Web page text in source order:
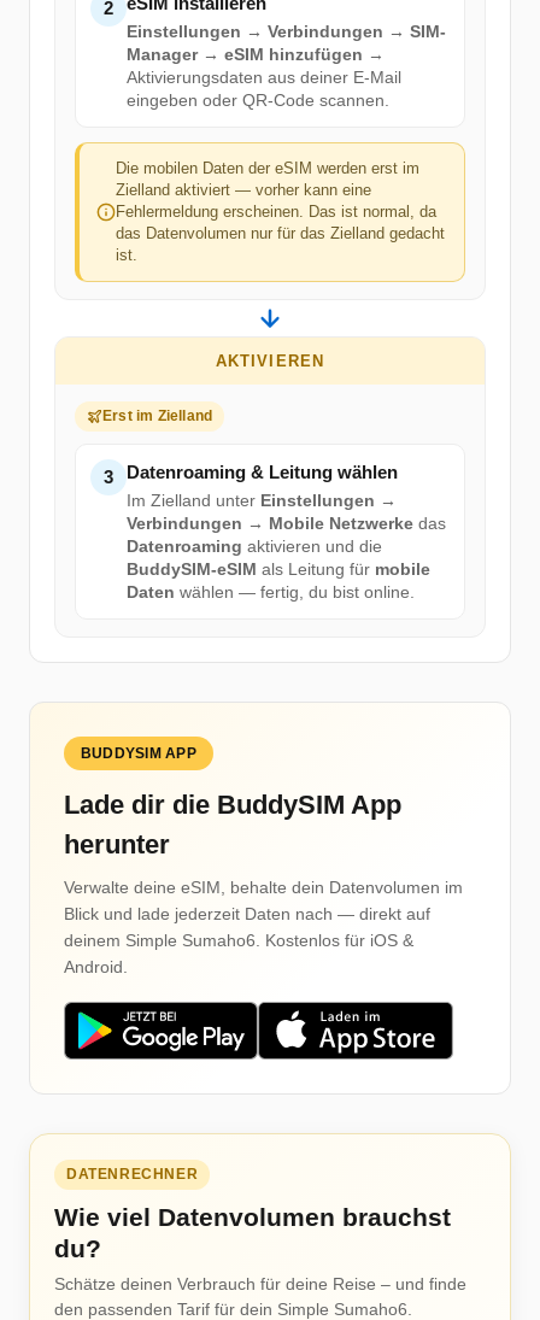
2
Einstellungen → Verbindungen → SIM-
Manager → eSIM hinzufügen →
Aktivierungsdaten aus deiner E-Mail
eingeben oder QR-Code scannen.
Die mobilen Daten der eSIM werden erst im
Zielland aktiviert — vorher kann eine
Fehlermeldung erscheinen. Das ist normal, da
das Datenvolumen nur für das Zielland gedacht
ist.
AKTIVIEREN
Erst im Zielland
3 Datenroaming & Leitung wählen
Im Zielland unter Einstellungen →
Verbindungen → Mobile Netzwerke das
Datenroaming aktivieren und die
BuddySIM-eSIM als Leitung für mobile
Daten wählen — fertig, du bist online.
BUDDYSIM APP
Lade dir die BuddySIM App
herunter
Verwalte deine eSIM, behalte dein Datenvolumen im
Blick und lade jederzeit Daten nach — direkt auf
deinem Simple Sumaho6. Kostenlos für iOS &
Android.
DATENRECHNER
Wie viel Datenvolumen brauchst
du?
Schätze deinen Verbrauch für deine Reise – und finde
den passenden Tarif für dein Simple Sumaho6.